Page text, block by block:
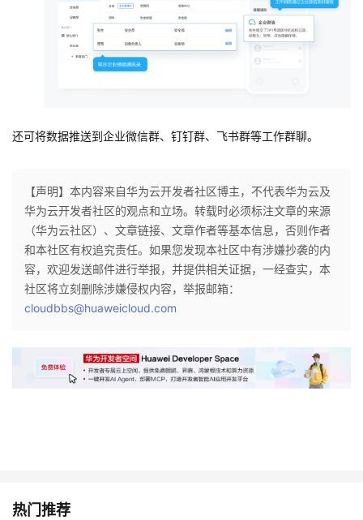
还可将数据推送到企业微信群、钉钉群、飞书群等工作群聊。
【声明】本内容来自华为云开发者社区博主，不代表华为云及
华为云开发者社区的观点和立场。转载时必须标注文章的来源
（华为云社区）、文章链接、文章作者等基本信息，否则作者
和本社区有权追究责任。如果您发现本社区中有涉嫌抄袭的内
容，欢迎发送邮件进行举报，并提供相关证据，一经查实，本
社区将立刻删除涉嫌侵权内容，举报邮箱：
cloudbbs@huaweicloud.com
热门推荐